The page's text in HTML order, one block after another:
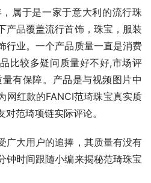
属于是一家于意大利的流行珠
产品覆盖流行首饰，珠宝，服装
行业。一个产品质量一直是消费
比较多疑问质量好不好,市场评
有保障。产品是与视频图片中
网红款的FANCI范琦珠宝真实质
范琦项链实际评论。
广大用户的追捧，其质量有没有
钟时间跟随小编来揭秘范琦珠宝